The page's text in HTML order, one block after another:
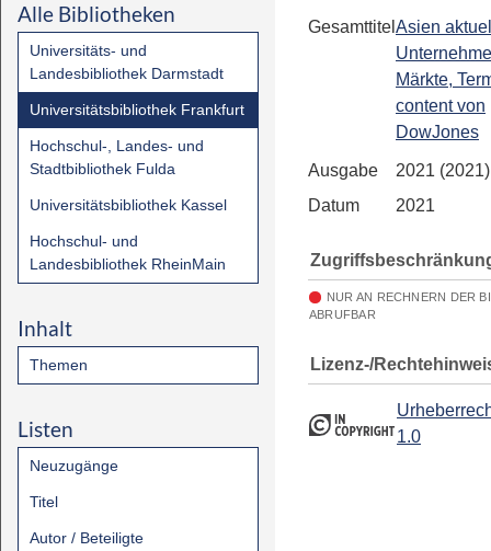
Alle Bibliotheken
Universitäts- und
Landesbibliothek Darmstadt
Universitätsbibliothek Frankfurt
Hochschul-, Landes- und
Stadtbibliothek Fulda
Universitätsbibliothek Kassel
Hochschul- und
Landesbibliothek RheinMain
Inhalt
Themen
Listen
Neuzugänge
Titel
Autor / Beteiligte
Gesamttitel Asien
Märkte,
content von
DowJones
Ausgabe
2021
Datum
2021
NUR AN RECHNERN DER
ABRUFBAR
Lizenz-/
1.0